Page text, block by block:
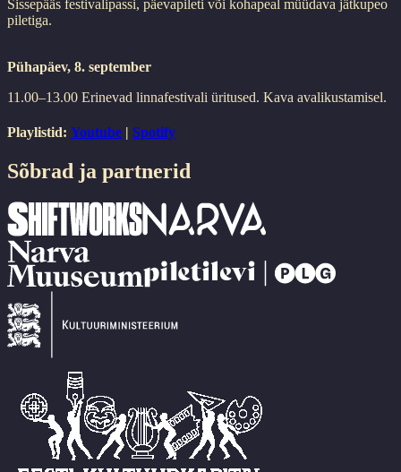
Sissepääs festivalipassi, päevapileti või kohapeal müüdava jätkupeo
piletiga.
Pühapäev, 8. september
11.00–13.00 Erinevad linnafestivali üritused. Kava avalikustamisel.
Playlistid: Youtube | Spotify
Sõbrad ja partnerid